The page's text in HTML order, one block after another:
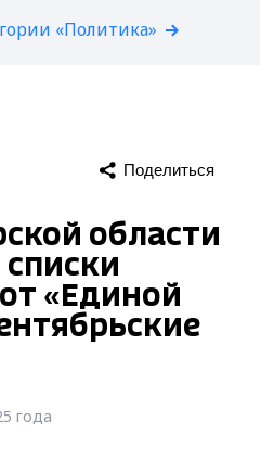
«Политика»
Поделиться
области
«Единой
года